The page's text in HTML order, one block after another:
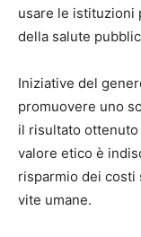
usare le istituzioni
della salute
Iniziative del
promuovere uno
il risultato ottenuto
valore etico è
risparmio dei costi
vite umane.